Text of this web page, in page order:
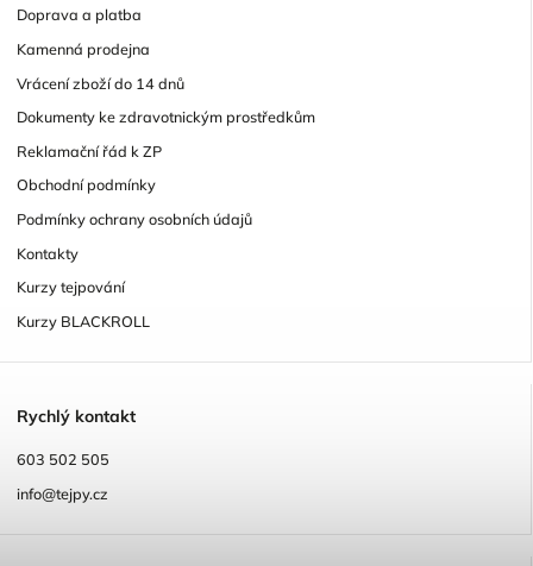
Doprava a platba
Kamenná prodejna
Vrácení zboží do 14 dnů
Dokumenty ke zdravotnickým prostředkům
Reklamační řád k ZP
Obchodní podmínky
Podmínky ochrany osobních údajů
Kontakty
Kurzy tejpování
Kurzy BLACKROLL
Rychlý kontakt
603 502 505
info@tejpy.cz